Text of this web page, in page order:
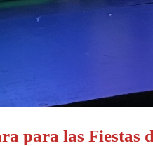
para las Fiestas